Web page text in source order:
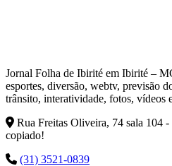
Jornal Folha de Ibirité em Ibirité –
esportes, diversão, webtv, previsão
trânsito, interatividade, fotos, vídeos
Rua Freitas Oliveira, 74 sala 104
copiado!
(31) 3521-0839